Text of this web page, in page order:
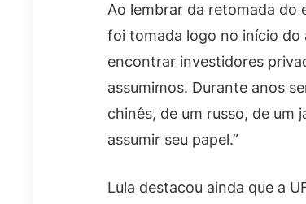
Ao lembrar da retomada do
foi tomada logo no início
encontrar investidores
assumimos. Durante anos
chinês, de um russo, de um
assumir seu papel.”
Lula destacou ainda que a